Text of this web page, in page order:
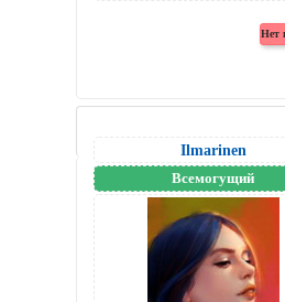
Ilmarinen
Всемогущий